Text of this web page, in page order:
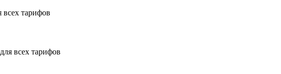
всех тарифов
всех тарифов